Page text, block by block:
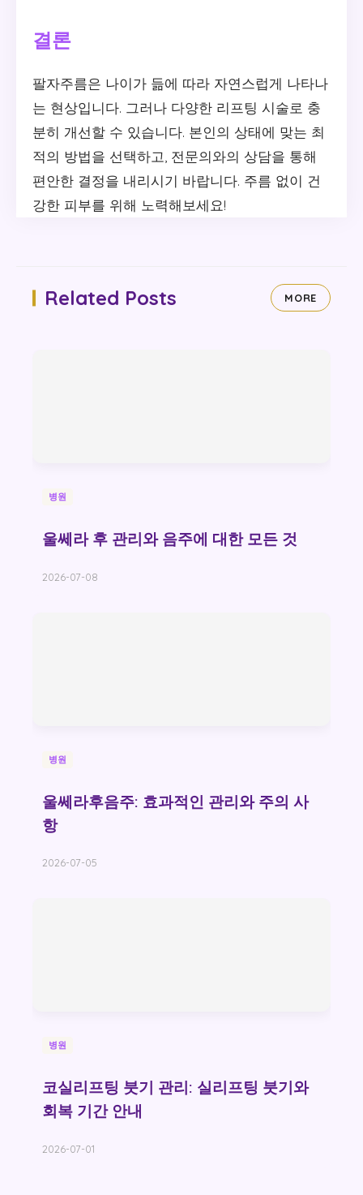
결론
팔자주름은 나이가 듦에 따라 자연스럽게 나타나
는 현상입니다. 그러나 다양한 리프팅 시술로 충
분히 개선할 수 있습니다. 본인의 상태에 맞는 최
적의 방법을 선택하고, 전문의와의 상담을 통해
편안한 결정을 내리시기 바랍니다. 주름 없이 건
강한 피부를 위해 노력해보세요!
Related Posts MORE
병원
울쎄라 후 관리와 음주에 대한 모든 것
2026-07-08
병원
울쎄라후음주: 효과적인 관리와 주의 사
항
2026-07-05
병원
코실리프팅 붓기 관리: 실리프팅 붓기와
회복 기간 안내
2026-07-01